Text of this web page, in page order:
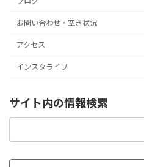
お問い合わせ・空き状況
アクセス
インスタライブ
サイト内の情報検索